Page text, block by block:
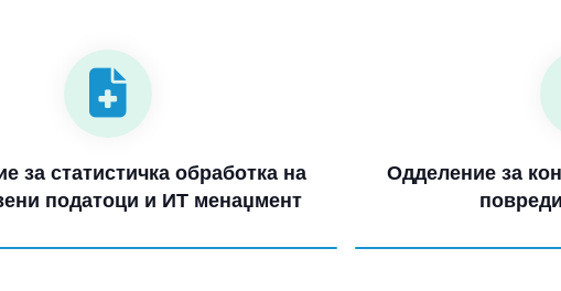
за статистичка обработка на
податоци и ИТ менаџмент
Одделение за